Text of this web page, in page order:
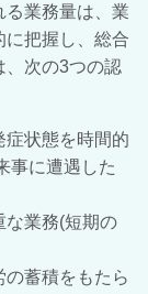
る業務量は、業
に把握し、総合
、次の3つの認
状態を時間的
事に遭遇した
業務(短期の
蓄積をもたら